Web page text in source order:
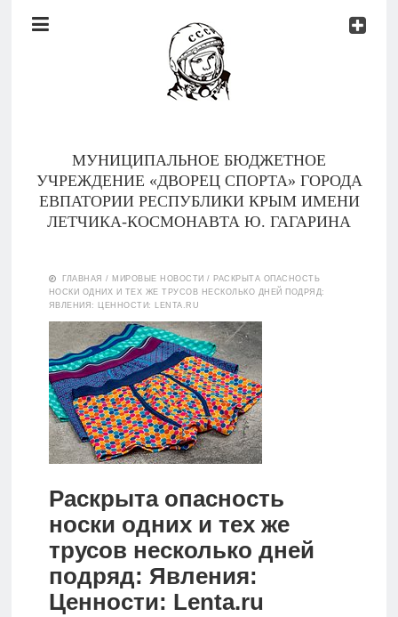
Документы
МУНИЦИПАЛЬНОЕ БЮДЖЕТНОЕ
УЧРЕЖДЕНИЕ «ДВОРЕЦ СПОРТА» ГОРОДА
ЕВПАТОРИИ РЕСПУБЛИКИ КРЫМ ИМЕНИ
ЛЕТЧИКА-КОСМОНАВТА Ю. ГАГАРИНА
Тренеры
Документы
Контакты
Новости
Родителям
О
нас
Версия для
слабовидящих
ГЛАВНАЯ / МИРОВЫЕ НОВОСТИ / РАСКРЫТА ОПАСНОСТЬ
НОСКИ ОДНИХ И ТЕХ ЖЕ ТРУСОВ НЕСКОЛЬКО ДНЕЙ ПОДРЯД:
ЯВЛЕНИЯ: ЦЕННОСТИ: LENTA.RU
Раскрыта опасность
носки одних и тех же
трусов несколько дней
подряд: Явления:
Ценности: Lenta.ru